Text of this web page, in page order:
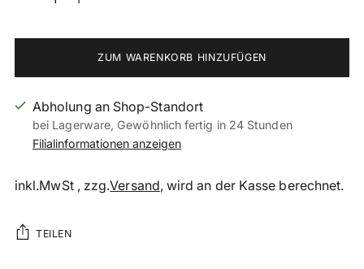
ZUM WARENKORB HINZUFÜGEN
Abholung an Shop-Standort
bei Lagerware, Gewöhnlich fertig in 24 Stunden
Filialinformationen anzeigen
inkl.MwSt , zzg.Versand, wird an der Kasse berechnet.
TEILEN